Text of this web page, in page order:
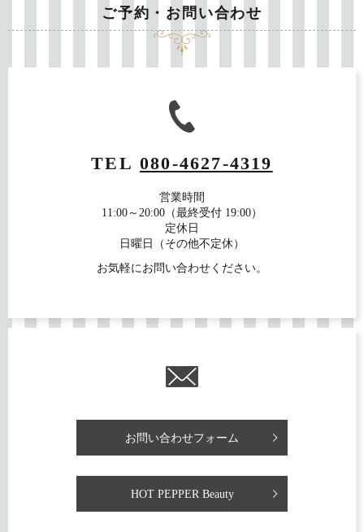
ご予約・お問い合わせ
TEL080-4627-4319
営業時間
11:00～20:00（最終受付 19:00）
定休日
日曜日（その他不定休）
お気軽にお問い合わせください。
お問い合わせフォーム
HOT PEPPER Beauty